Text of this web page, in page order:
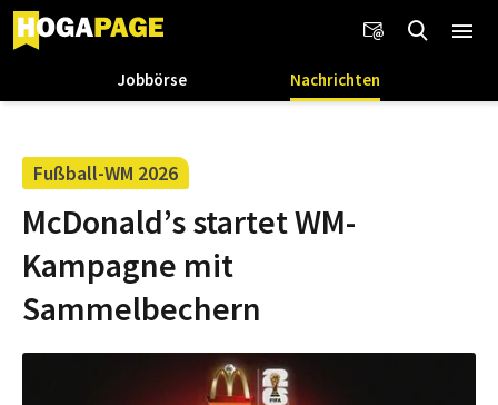
Jobbörse Nachrichten
Fußball-WM 2026
McDonald’s startet WM-
Kampagne mit
Sammelbechern